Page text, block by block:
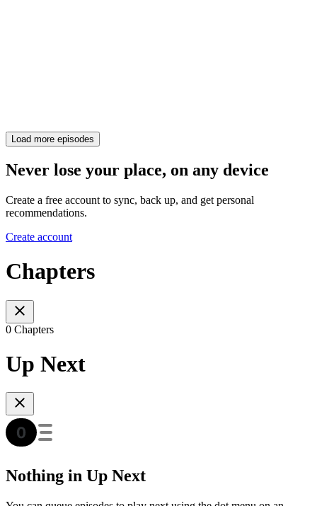
Load more episodes
Never lose your place, on any device
Create a free account to sync, back up, and get personal
recommendations.
Create account
Chapters
0 Chapters
Up Next
Nothing in Up Next